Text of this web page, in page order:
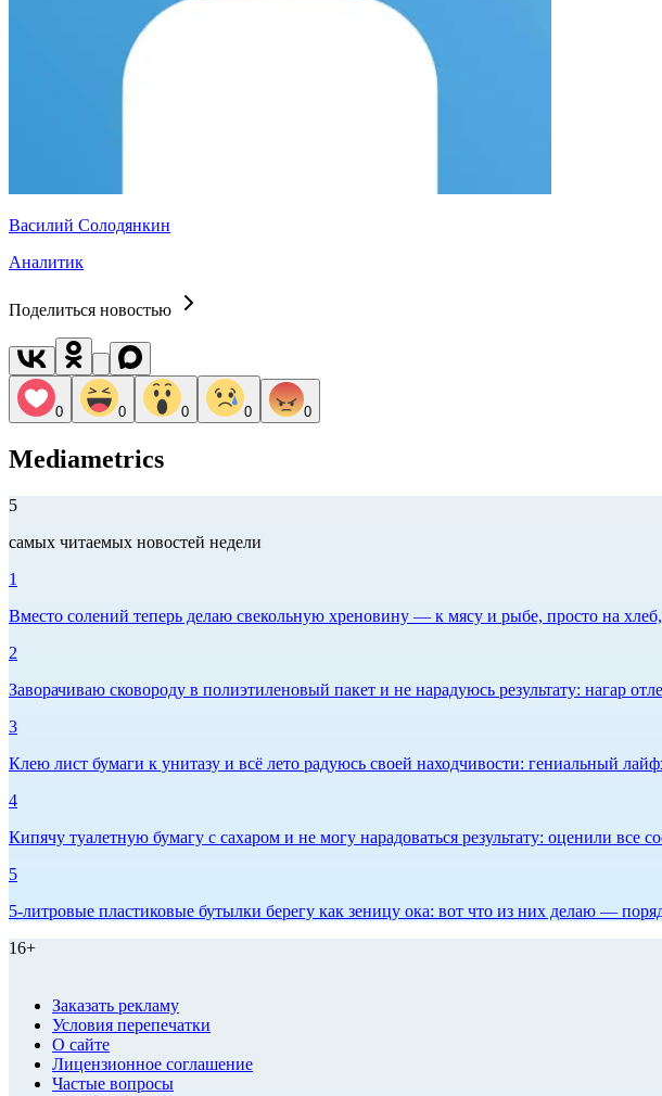
Василий Солодянкин
Аналитик
Поделиться новостью
0 0 0 0 0
Mediametrics
5
самых читаемых новостей недели
1
Вместо солений теперь делаю свекольную хреновину — к мясу и рыбе, просто на
2
Заворачиваю сковороду в полиэтиленовый пакет и не нарадуюсь результату: нагар
3
Клею лист бумаги к унитазу и всё лето радуюсь своей находчивости: гениальный
4
Кипячу туалетную бумагу с сахаром и не могу нарадоваться результату: оценили все
5
5-литровые пластиковые бутылки берегу как зеницу ока: вот что из них делаю —
16+
Заказать рекламу
Условия перепечатки
О сайте
Лицензионное соглашение
Частые вопросы